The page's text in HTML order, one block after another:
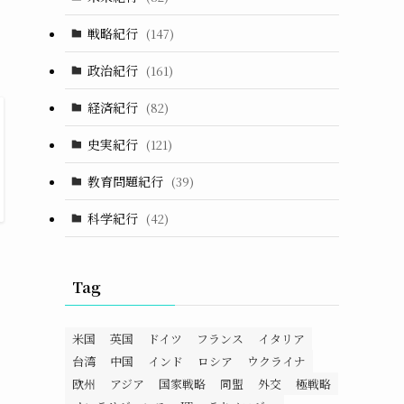
戦略紀行 (147)
政治紀行 (161)
経済紀行 (82)
史実紀行 (121)
教育問題紀行 (39)
科学紀行 (42)
Tag
米国 英国 ドイツ フランス
イタリア
台湾
中国 インド ロシア
ウクライナ
欧州
アジア 国家戦略 同盟 外交
極戦略